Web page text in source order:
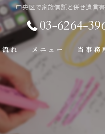
中央区で家族信託と併せ遺言
03-6264-
れ メニュー 当事務
税理士
相続税